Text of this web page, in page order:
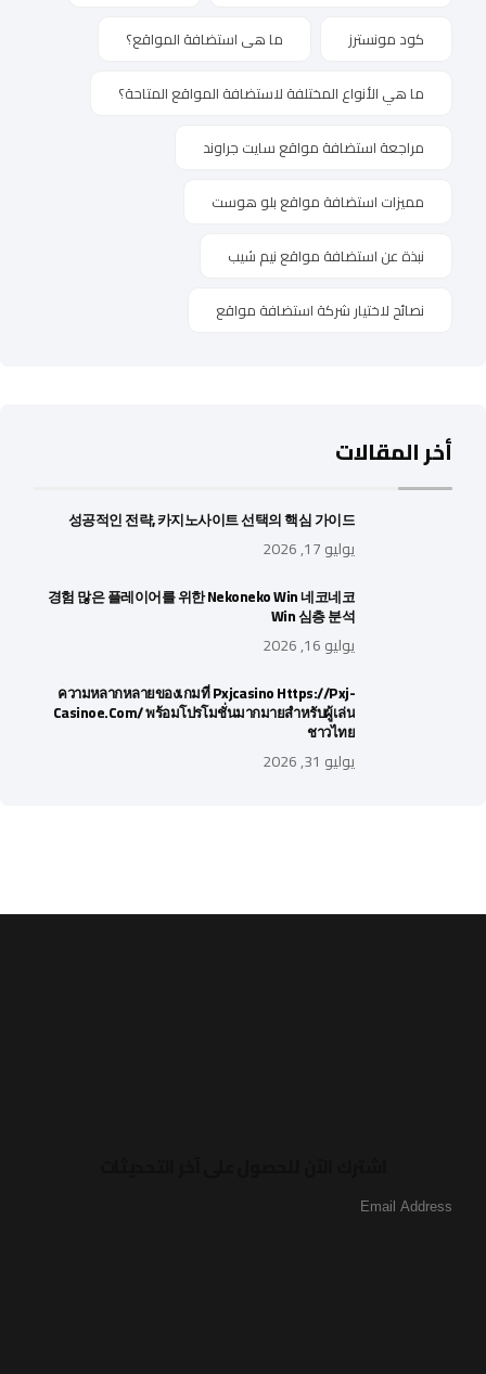
كود مونسترز ما هى استضافة المواقع؟
ما هي الأنواع المختلفة لاستضافة المواقع المتاحة؟
مراجعة استضافة مواقع سايت جراوند
مميزات استضافة مواقع بلو هوست
نبذة عن استضافة مواقع نيم شيب
نصائح لاختيار شركة استضافة مواقع
أخر المقالات
성공적인 전략, 카지노사이트 선택의 핵심 가이드
يوليو 17, 2026
경험 많은 플레이어를 위한 Nekoneko Win 네코네코
Win 심층 분석
يوليو 16, 2026
ความหลากหลายของเกมที่ Pxjcasino Https://pxj-
Casinoe.com/ พร้อมโปรโมชั่นมากมายสำหรับผู้เล่น
ชาวไทย
يوليو 31, 2026